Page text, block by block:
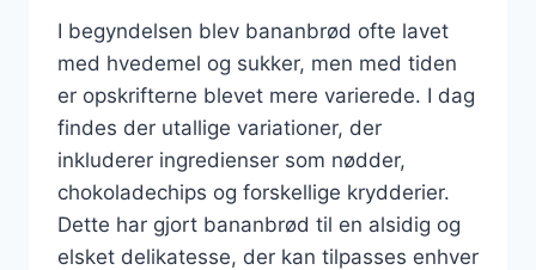
I begyndelsen blev bananbrød ofte lavet
med hvedemel og sukker, men med tiden
er opskrifterne blevet mere varierede. I dag
findes der utallige variationer, der
inkluderer ingredienser som nødder,
chokoladechips og forskellige krydderier.
Dette har gjort bananbrød til en alsidig og
elsket delikatesse, der kan tilpasses enhver